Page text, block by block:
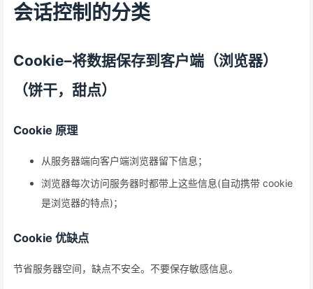
会话控制的分类
Cookie–将数据保存到客户端 （浏览器）
（饼干，甜点）
Cookie 原理
从服务器端向客户端浏览器留下信息；
浏览器每次访问服务器时都带上这些信息(自动携带 cookie
是浏览器的特点)；
Cookie 优缺点
节省服务器空间，缺点不安全。不要保存敏感信息。